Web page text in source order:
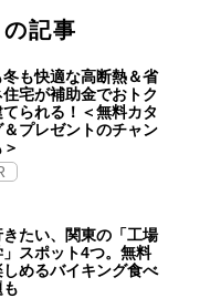
記事
冬も快適な高断熱＆省
住宅が補助金でおトク
てられる！＜無料カタ
＆プレゼントのチャン
きたい、関東の「工場
」スポット4つ。無料
しめるバイキング食べ